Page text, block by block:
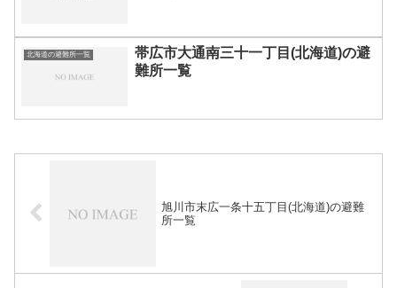
北海道の避難所一覧
帯広市大通南三十一丁目(北海道)の避
難所一覧
旭川市末広一条十五丁目(北海道)の避難
所一覧